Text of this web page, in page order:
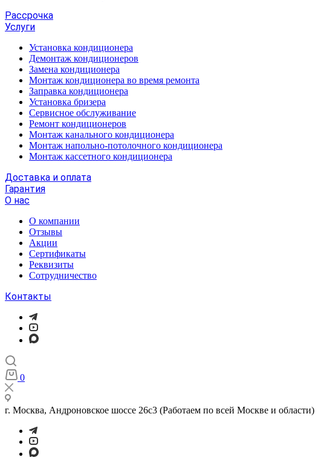
Рассрочка
Услуги
Установка кондиционера
Демонтаж кондиционеров
Замена кондиционера
Монтаж кондиционера во время ремонта
Заправка кондиционера
Установка бризера
Сервисное обслуживание
Ремонт кондиционеров
Монтаж канального кондиционера
Монтаж напольно-потолочного кондиционера
Монтаж кассетного кондиционера
Доставка и оплата
Гарантия
О нас
О компании
Отзывы
Акции
Cертификаты
Реквизиты
Сотрудничество
Контакты
0
г. Москва, Андроновское шоссе 26с3 (Работаем по всей Москве и области)